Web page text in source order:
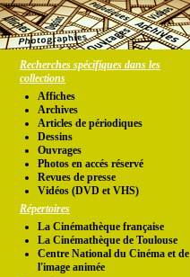
Recherches spécifiques dans les
collections
Affiches
Archives
Articles de périodiques
Dessins
Ouvrages
Photos en accés réservé
Revues de presse
Vidéos (DVD et VHS)
Répertoires
La Cinémathèque française
La Cinémathèque de Toulouse
Centre National du Cinéma et de
l'image animée